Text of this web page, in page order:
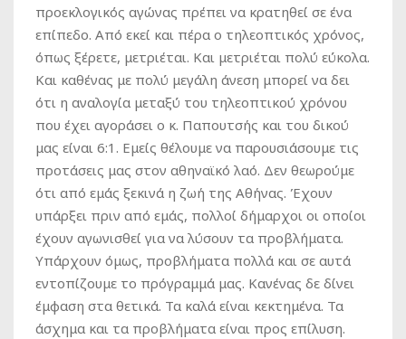
προεκλογικός αγώνας πρέπει να κρατηθεί σε ένα
επίπεδο. Από εκεί και πέρα ο τηλεοπτικός χρόνος,
όπως ξέρετε, μετριέται. Και μετριέται πολύ εύκολα.
Και καθένας με πολύ μεγάλη άνεση μπορεί να δει
ότι η αναλογία μεταξύ του τηλεοπτικού χρόνου
που έχει αγοράσει ο κ. Παπουτσής και του δικού
μας είναι 6:1. Εμείς θέλουμε να παρουσιάσουμε τις
προτάσεις μας στον αθηναϊκό λαό. Δεν θεωρούμε
ότι από εμάς ξεκινά η ζωή της Αθήνας. Έχουν
υπάρξει πριν από εμάς, πολλοί δήμαρχοι οι οποίοι
έχουν αγωνισθεί για να λύσουν τα προβλήματα.
Υπάρχουν όμως, προβλήματα πολλά και σε αυτά
εντοπίζουμε το πρόγραμμά μας. Κανένας δε δίνει
έμφαση στα θετικά. Τα καλά είναι κεκτημένα. Τα
άσχημα και τα προβλήματα είναι προς επίλυση.